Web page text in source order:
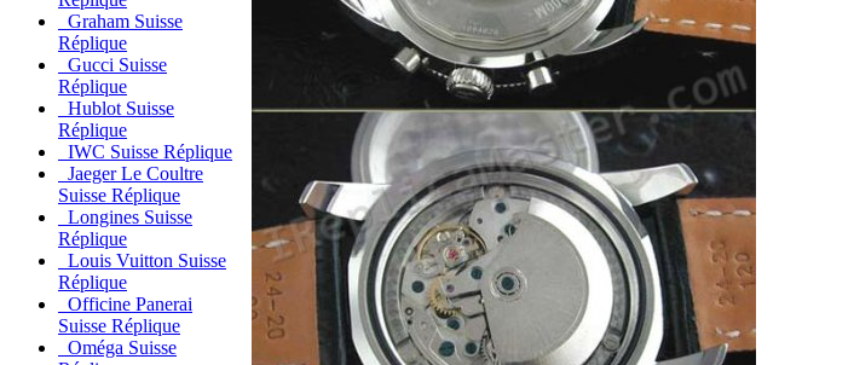
Graham Suisse
Réplique
Gucci Suisse
Réplique
Hublot Suisse
Réplique
IWC Suisse Réplique
Jaeger Le Coultre
Suisse Réplique
Longines Suisse
Réplique
Louis Vuitton Suisse
Réplique
Officine Panerai
Suisse Réplique
Oméga Suisse